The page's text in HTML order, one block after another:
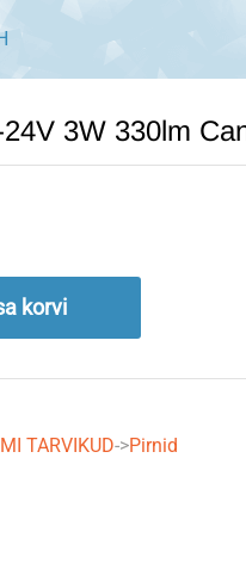
3W 330lm
korvi
TARVIKUD->Pirnid